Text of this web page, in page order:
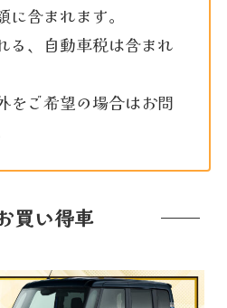
含まれます。
る、自動車税は含まれ
をご希望の場合はお問
買い得車